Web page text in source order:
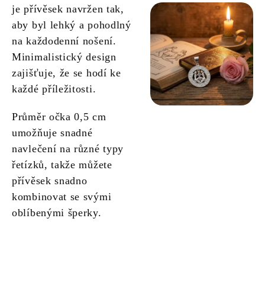
je přívěsek navržen tak,
aby byl lehký a pohodlný
na každodenní nošení.
Minimalistický design
zajišťuje, že se hodí ke
každé příležitosti.
Průměr očka 0,5 cm
umožňuje snadné
navlečení na různé typy
řetízků, takže můžete
přívěsek snadno
kombinovat se svými
oblíbenými šperky.